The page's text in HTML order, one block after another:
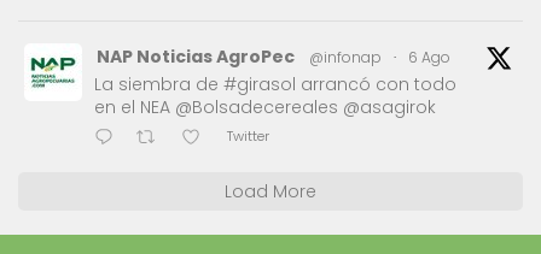
NAP Noticias AgroPec @infonap · 6 Ago
La siembra de #girasol arrancó con todo
en el NEA @Bolsadecereales @asagirok
Twitter
Load More